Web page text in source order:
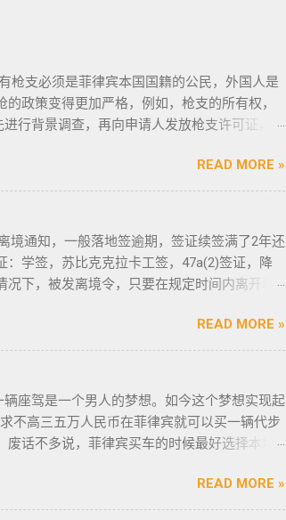
枪支必须是菲律宾本国国籍的公民，外国人是
政策变得更加严格，例如，枪支的所有权，
行背景调查，再向申请人发放枪支许可证，如
过药物测试丶获得法庭许可丶精神病学检查丶
俱乐部的枪支安全研讨会等。 菲律宾枪支受
师丶菲律宾律师协会的成员丶注册会计师丶
督教牧师丶犹太教拉比丶伊斯兰教阿訇丶医生
们的职业“岌岌可危”。 只有处于实际的威胁之
才会被认定为有资格申请。 由于经商需要，
可证。 据悉，这些行业的人们必须通过药物
上徒刑的案子，才可以获得特殊枪支许可证。
公民被禁止在其住所以外的区域携带枪支 禁
，在公共场合携带配枪，也会因此而被逮捕。
枪支。 如果不遵守，将导致撤销和没收枪
律宾国家警察局枪支和爆炸物办公室（FEO）
有五种持有枪支的许可证： 类别 1 －最多拥有2
4 -最多拥有15支枪 类别 5 －拥有15支...
READ MORE »
境通知，一般落地签逾期，签证续签满了2年还
学签，苏比克克拉卡工签，47a(2)签证，降
下，被发离境令，只要在规定时间内离开菲
222 优先使用TG免验证，咨询请主动告知
可靠，可以安排工作人员上门取件或前往我们
Order） 一般都是非法行为导致被遣
转旅游签。 一般遣返客户都会成为“菲律宾
洗黑。 哪些情况会被遣返？ 1. 落地签转旅游
护照。 2. 2016年克拉克事件被抓的，又保关
被本地警察抓，在拘留所等待遣返或保出来
5. 在机场海关是黑名单保关入境的，回国要
READ MORE »
座驾是一个男人的梦想。如今这个梦想实现起
不高三五万人民币在菲律宾就可以买一辆代步
话不多说，菲律宾买车的时候最好选择本地
到你心爱的车的时候千万不要着急下单，一定
， 同时看好的车一定要试驾，一定要试驾，
READ MORE »